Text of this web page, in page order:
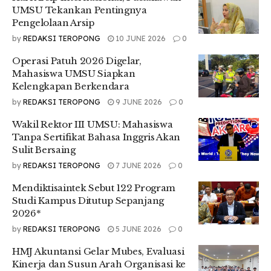
sendiri, tidak ada sebuah agama atau bahkan kita bisa
katakan sebagai gerakan yang sangat peduli kecuali Islam
dan Al-Qur’an sendiri,” ucapnya.
bumi dan seluruh isinya harusnya dimiliki dan diatur atau
dikelola oleh orang orang yang betakwa.
“Allah mengatakan bahwa bumi dan seluruh isinya harusnya
betakwa maka dari itu didalam doa-doa kita sendiri disuruh
untuk berdoa ‘Ya allah jadikan lah aku pemimpin diantara
orang orang yang bertakwa’ kita disuruh untuk mengelola
bumi ini dengan peran,” jelasnya.
Lanjutnya, ia juga mengatakan bahwa intinya kita harus
berperan dalam hal kebaikan. “Apa peranan kita sebagai
umat muslim? Tentunya Allah telah menggariskan apa saja
peranan kita dimuka bumi ini salah satu peran yang secara
yaitu ‘ada sebagian orang diantara kamu yang menyuruh
kepada yang baik dan mencegah dari yang mungkar’ itu
UMSU Tekankan Pentingnya
Pengelolaan Arsip
by REDAKSI TEROPONG 10 JUNE 2026 0
Operasi Patuh 2026 Digelar,
Mahasiswa UMSU Siapkan
Kelengkapan Berkendara
by REDAKSI TEROPONG 9 JUNE 2026 0
Wakil Rektor III UMSU: Mahasiswa
Tanpa Sertifikat Bahasa Inggris Akan
Sulit Bersaing
by REDAKSI TEROPONG 7 JUNE 2026 0
Mendiktisaintek Sebut 122 Program
Studi Kampus Ditutup Sepanjang
2026*
by REDAKSI TEROPONG 5 JUNE 2026 0
HMJ Akuntansi Gelar Mubes, Evaluasi
Kinerja dan Susun Arah Organisasi ke